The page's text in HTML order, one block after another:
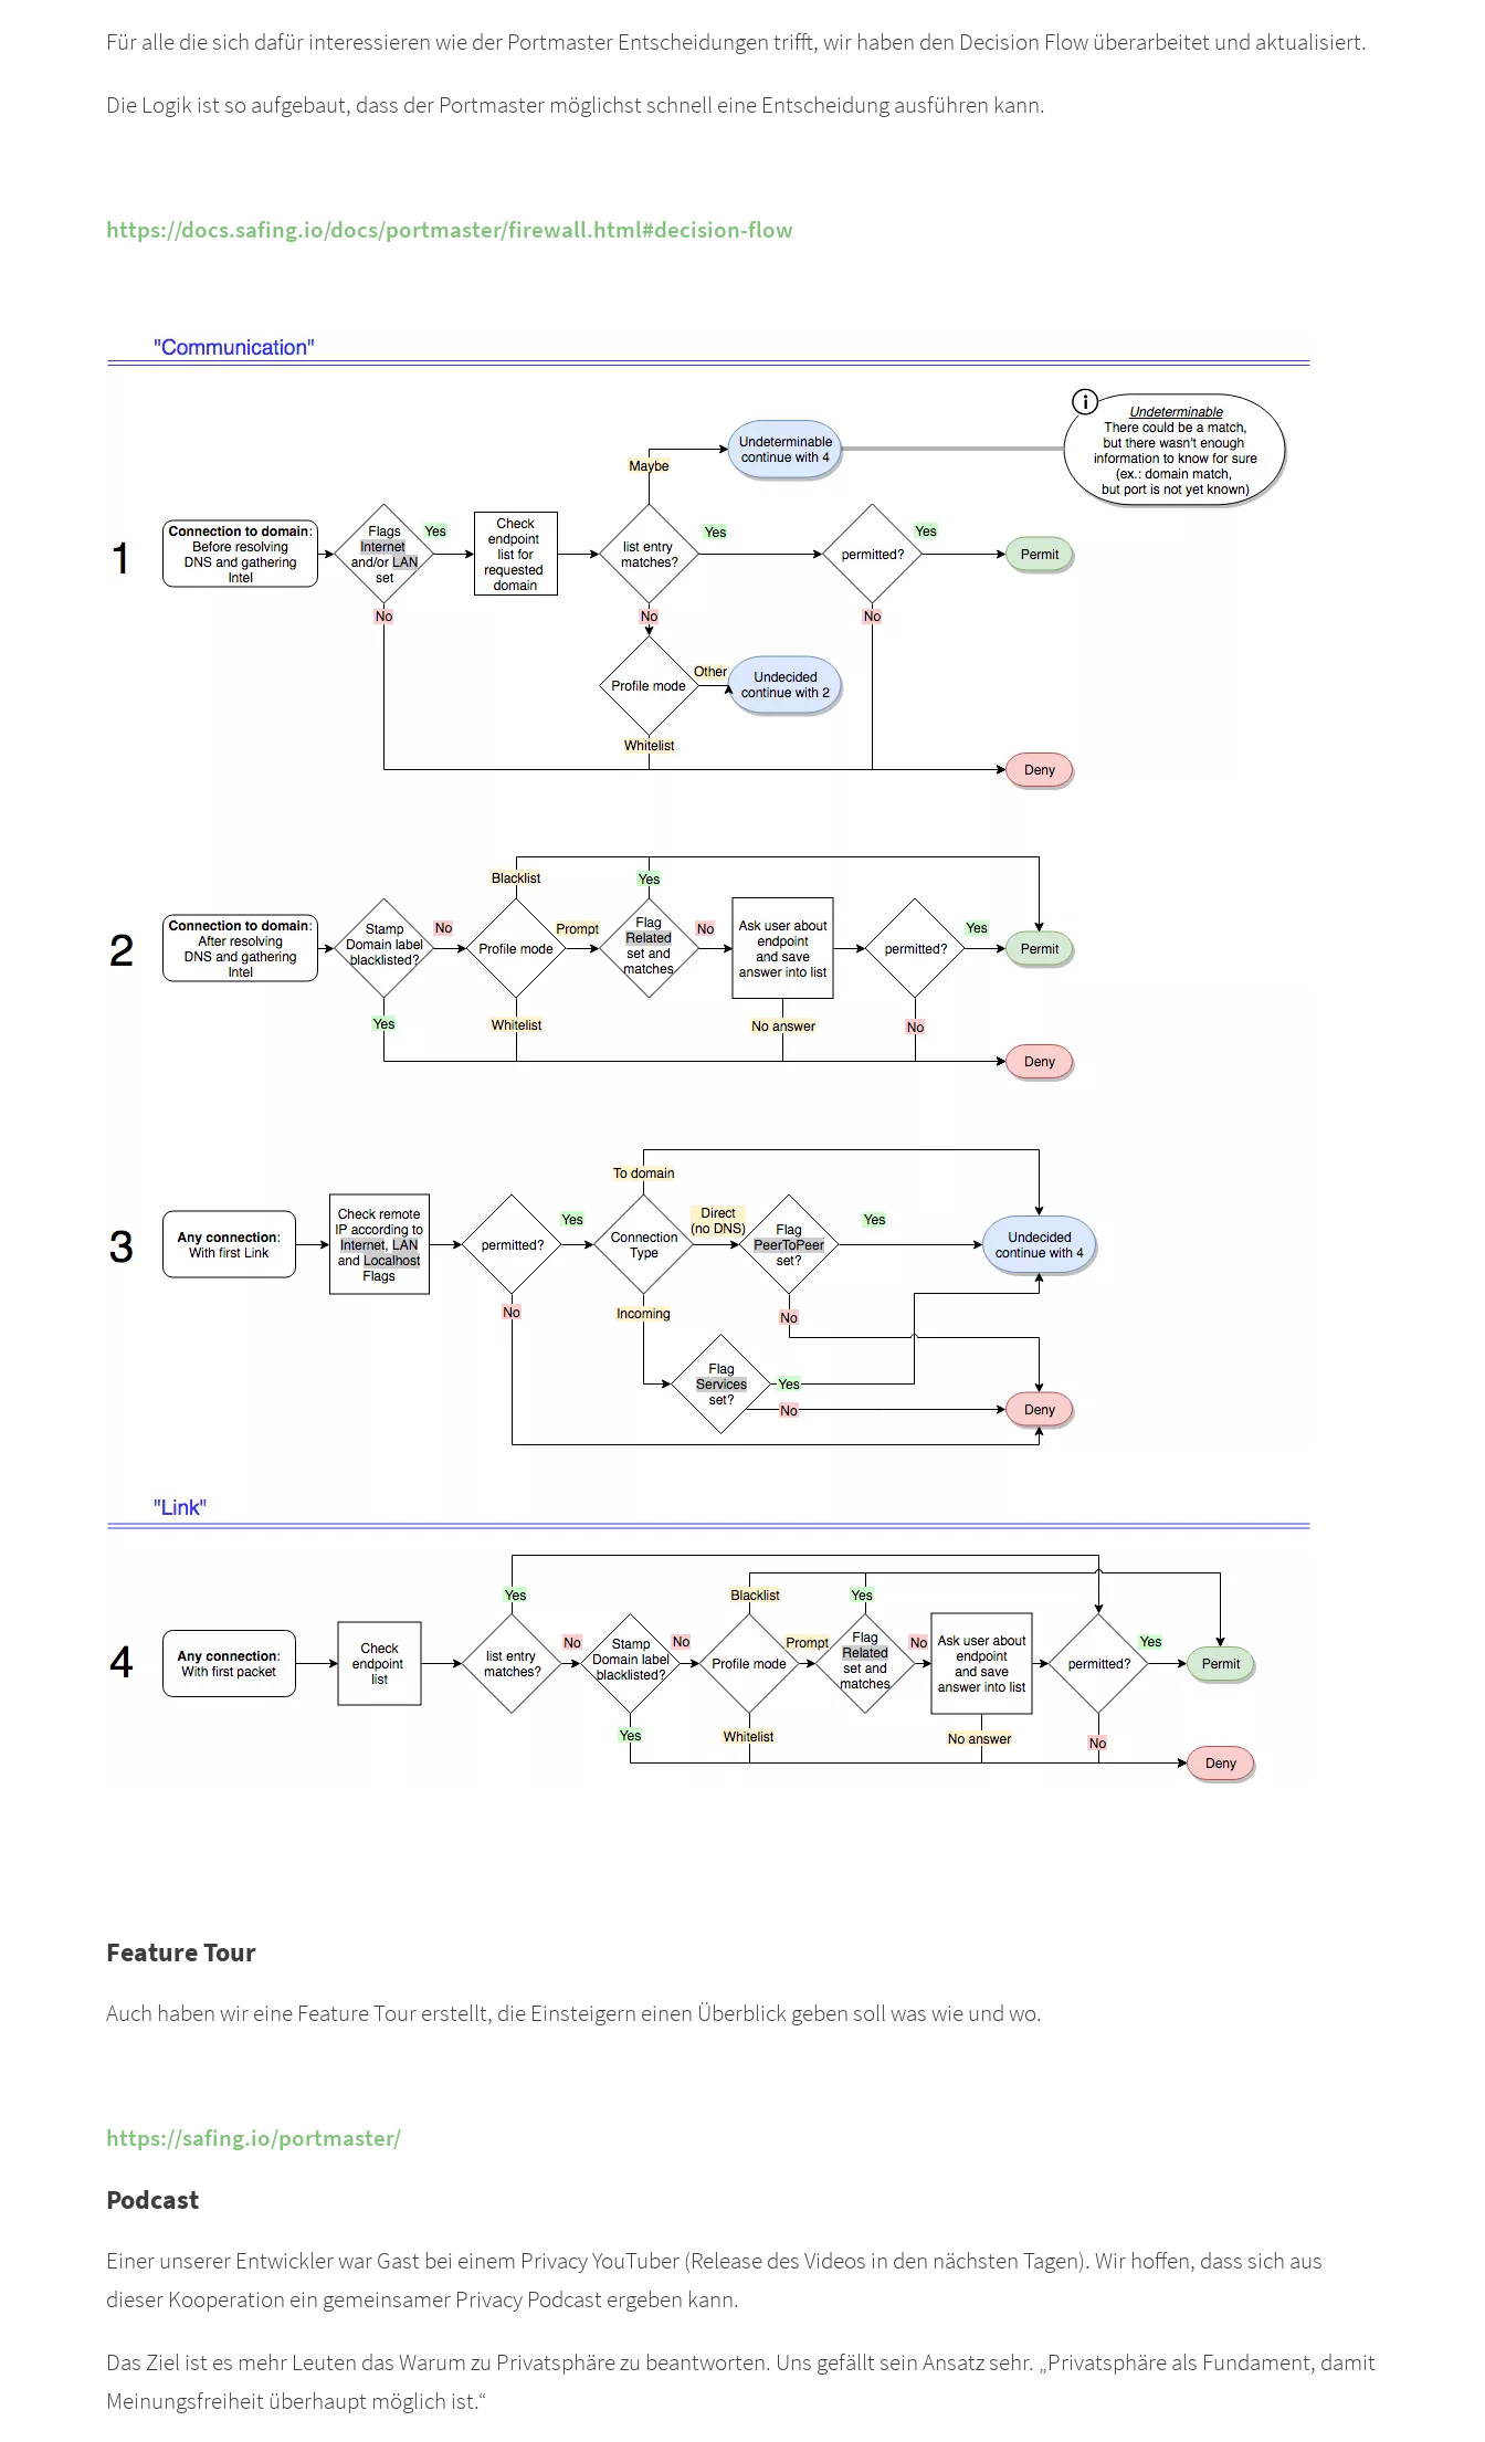
Für alle die sich dafür interessieren wie der Portmaster Entscheidungen trifft, wir haben den Decision Flow überarbeitet und aktualisiert.
Die Logik ist so aufgebaut, dass der Portmaster möglichst schnell eine Entscheidung ausführen kann.
https://docs.safing.io/docs/portmaster/firewall.html#decision-flow
Feature Tour
Auch haben wir eine Feature Tour erstellt, die Einsteigern einen Überblick geben soll was wie und wo.
https://safing.io/portmaster/
Podcast
Einer unserer Entwickler war Gast bei einem Privacy YouTuber (Release des Videos in den nächsten Tagen). Wir hoffen, dass sich aus
dieser Kooperation ein gemeinsamer Privacy Podcast ergeben kann.
Das Ziel ist es mehr Leuten das Warum zu Privatsphäre zu beantworten. Uns gefällt sein Ansatz sehr. „Privatsphäre als Fundament, damit
Meinungsfreiheit überhaupt möglich ist.“